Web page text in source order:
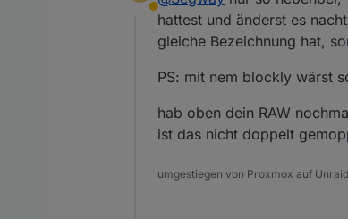
Ja das hatte ich
Also warte ich mal
Abwesend
hattest und änderst es
gleiche Bezeichnung hat,
PS: mit nem blockly wärst
hab oben dein RAW
ist das nicht doppelt
umgestiegen von Proxmox auf Unraid